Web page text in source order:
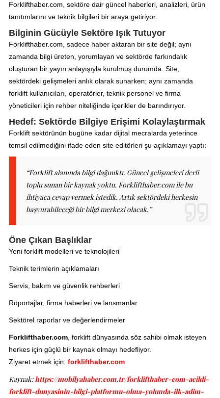
Forklifthaber.com, sektöre dair güncel haberleri, analizleri, ürün
tanıtımlarını ve teknik bilgileri bir araya getiriyor.
Bilginin Gücüyle Sektöre Işık Tutuyor
Forklifthaber.com, sadece haber aktaran bir site değil; aynı
zamanda bilgi üreten, yorumlayan ve sektörde farkındalık
oluşturan bir yayın anlayışıyla kurulmuş durumda. Site,
sektördeki gelişmeleri anlık olarak sunarken; aynı zamanda
forklift kullanıcıları, operatörler, teknik personel ve firma
yöneticileri için rehber niteliğinde içerikler de barındırıyor.
Hedef: Sektörde Bilgiye Erişimi Kolaylaştırmak
Forklift sektörünün bugüne kadar dijital mecralarda yeterince
temsil edilmediğini ifade eden site editörleri şu açıklamayı yaptı:
“Forklift alanında bilgi dağınıktı. Güncel gelişmeleri derli
toplu sunan bir kaynak yoktu. Forklifthaber.com ile bu
ihtiyaca cevap vermek istedik. Artık sektördeki herkesin
başvurabileceği bir bilgi merkezi olacak.”
Öne Çıkan Başlıklar
Yeni forklift modelleri ve teknolojileri
Teknik terimlerin açıklamaları
Servis, bakım ve güvenlik rehberleri
Röportajlar, firma haberleri ve lansmanlar
Sektörel raporlar ve değerlendirmeler
Forklifthaber.com, forklift dünyasında söz sahibi olmak isteyen
herkes için güçlü bir kaynak olmayı hedefliyor.
Ziyaret etmek için: forklifthaber.com
Kaynak:https://mobilyahaber.com.tr/forklifthaber-com-acildi-
forklift-dunyasinin-bilgi-platformu-olma-yolunda-ilk-adim-